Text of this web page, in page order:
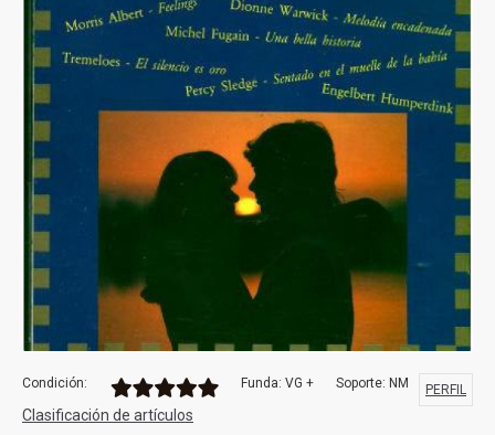
Condición: Funda: VG + Soporte: NM
Clasificación de artículos
PERFIL